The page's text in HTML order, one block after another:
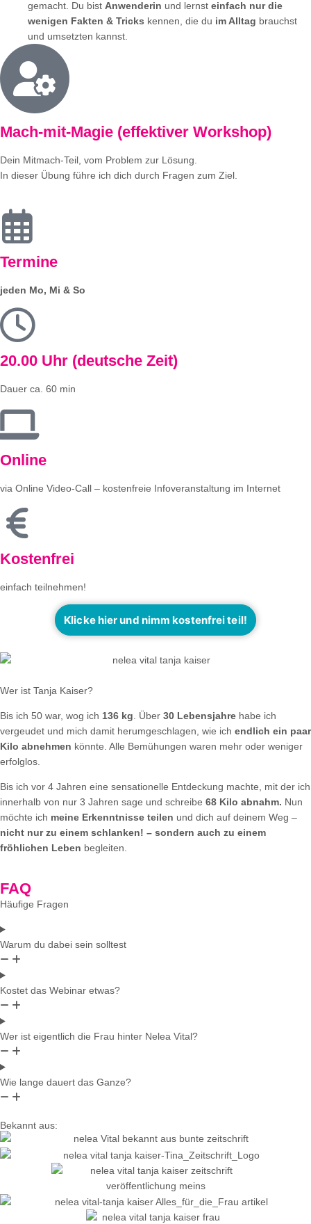
gemacht. Du bist Anwenderin und lernst einfach nur die
wenigen Fakten & Tricks kennen, die du im Alltag brauchst
und umsetzten kannst.
Mach-mit-Magie (effektiver Workshop)
Dein Mitmach-Teil, vom Problem zur Lösung.
In dieser Übung führe ich dich durch Fragen zum Ziel.
Termine
jeden Mo, Mi & So
20.00 Uhr (deutsche Zeit)
Dauer ca. 60 min
Online
via Online Video-Call – kostenfreie Infoveranstaltung im Internet
Kostenfrei
einfach teilnehmen!
Klicke hier und nimm kostenfrei teil!
Wer ist Tanja Kaiser?
Bis ich 50 war, wog ich 136 kg . Über 30 Lebensjahre habe ich
vergeudet und mich damit herumgeschlagen, wie ich endlich ein paar
Kilo abnehmen könnte. Alle Bemühungen waren mehr oder weniger
erfolglos.
Bis ich vor 4 Jahren eine sensationelle Entdeckung machte, mit der ich
innerhalb von nur 3 Jahren sage und schreibe 68 Kilo abnahm. Nun
möchte ich meine Erkenntnisse teilen und dich auf deinem Weg –
nicht nur zu einem schlanken! – sondern auch zu einem
fröhlichen Leben begleiten.
FAQ
Häufige Fragen
Warum du dabei sein solltest
Kostet das Webinar etwas?
Wer ist eigentlich die Frau hinter Nelea Vital?
Wie lange dauert das Ganze?
Bekannt aus: